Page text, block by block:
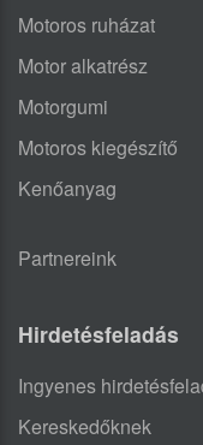
Motoros ruházat
Motor alkatrész
Motorgumi
Motoros kiegészítő
Kenőanyag
Partnereink
Hirdetésfeladás
Ingyenes
Kereskedőknek